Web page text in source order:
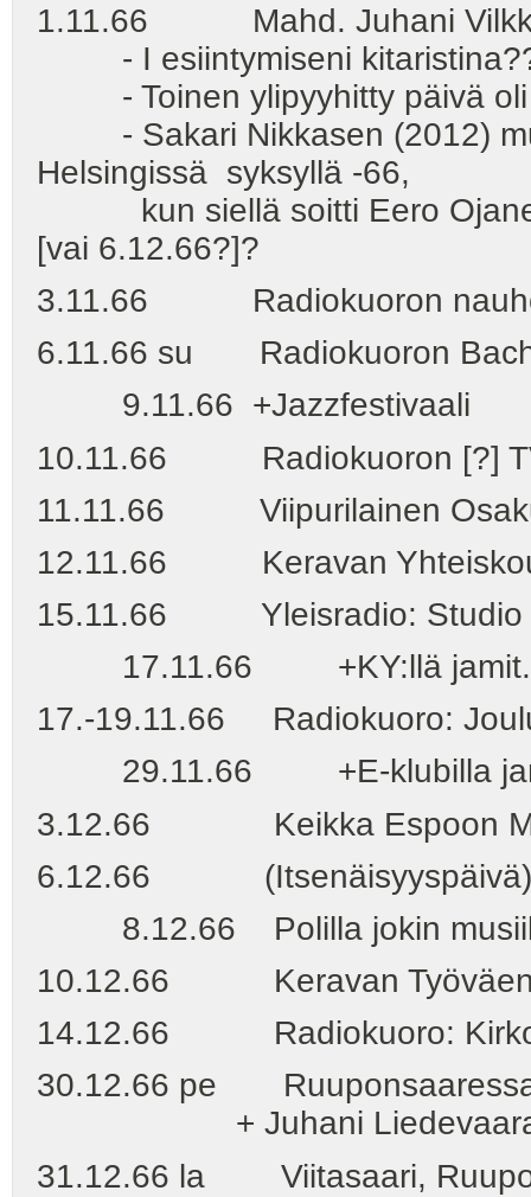
1.11.66 Mahd. Juhani Vilkki
- I esiintymiseni
- Toinen ylipyyhitty päivä oli
- Sakari Nikkasen (2012)
Helsingissä syksyllä -66,
kun siellä soitti Eero
[vai 6.12.66?]?
3.11.66 Radiokuoron
6.11.66 su Radiokuoron
9.11.66 +Jazzfestivaali
10.11.66 Radiokuoron [?]
11.11.66 Viipurilainen
12.11.66 Keravan
15.11.66 Yleisradio: Studio
17.11.66 +KY:llä jamit.
17.-19.11.66 Radiokuoro:
29.11.66 +E-klubilla
3.12.66 Keikka Espoon
6.12.66 (Itsenäisyyspäivä)
8.12.66 Polilla jokin
10.12.66 Keravan
14.12.66 Radiokuoro:
30.12.66 pe Ruuponsaaressa
+ Juhani Liedevaaran [I
31.12.66 la Viitasaari,